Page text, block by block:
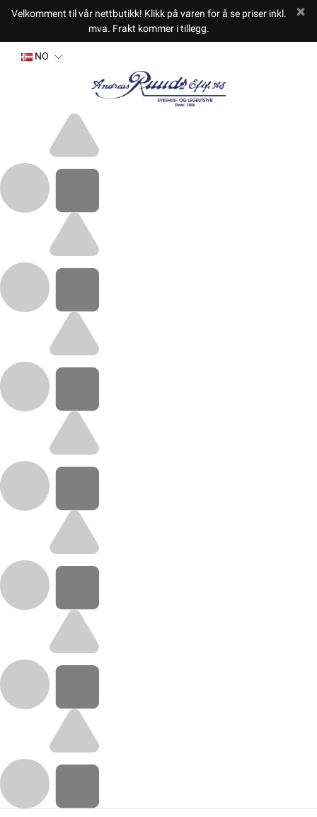
Velkomment til vår nettbutikk! Klikk på varen for å se priser inkl.
mva. Frakt kommer i tillegg.
NO